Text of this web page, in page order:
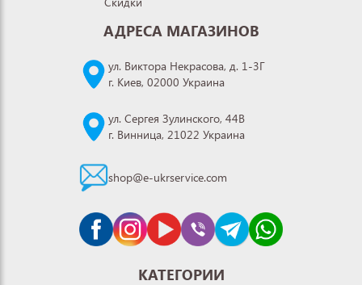
АДРЕСА МАГАЗИНОВ
ул. Виктора Некрасова, д. 1-3Г
г. Киев, 02000 Украина
ул. Сергея Зулинского, 44В
г. Винница, 21022 Украина
shop@e-ukrservice.com
КАТЕГОРИИ